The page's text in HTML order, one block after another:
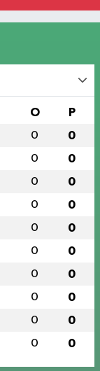
O P
0 0
0 0
0 0
0 0
0 0
0 0
0 0
0 0
0 0
0 0